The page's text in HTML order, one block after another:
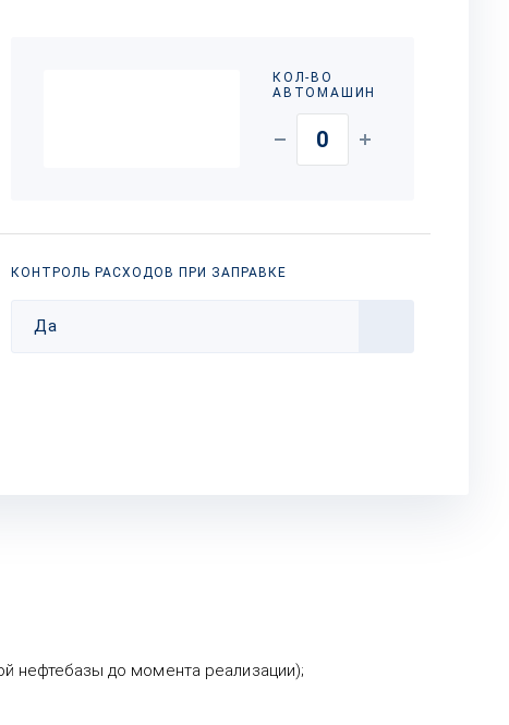
КОЛ-ВО
АВТОМАШИН
КОНТРОЛЬ РАСХОДОВ ПРИ ЗАПРАВКЕ
Да
нефтебазы до момента реализации);